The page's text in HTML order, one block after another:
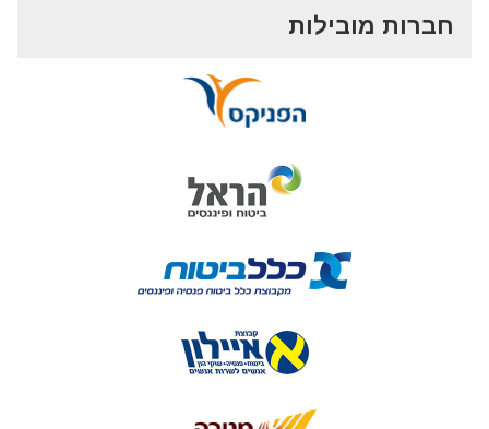
חברות מובילות